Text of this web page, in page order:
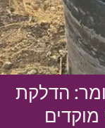
הדלקת